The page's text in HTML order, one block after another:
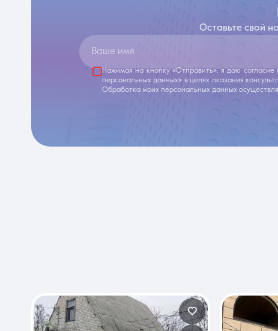
Оставьте свой
Ваше имя
Нажимая на кнопку «Отправить», я даю
персональных данных» в целях оказания
Обработка моих персональных данных